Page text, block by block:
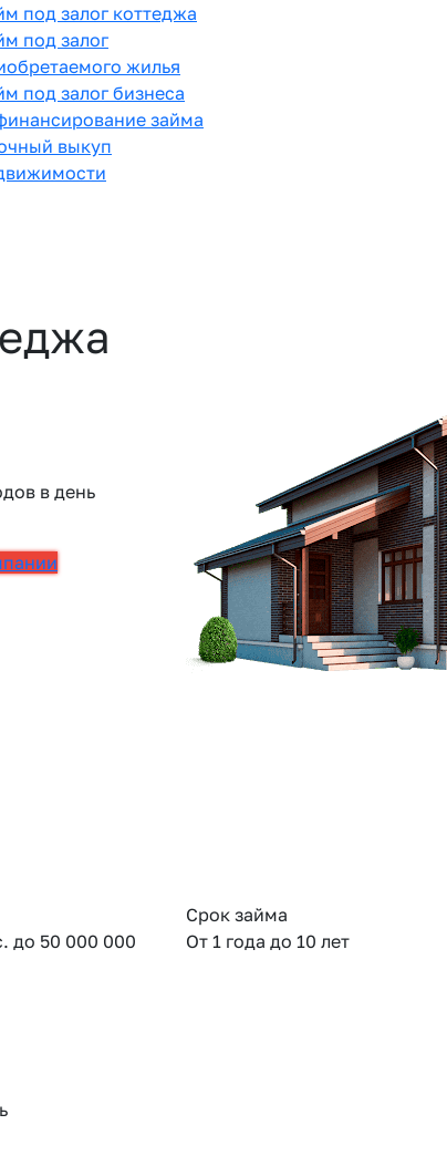
под залог коттеджа
под залог
жилья
под залог бизнеса
займа
выкуп
в день
до 50 000 000
Срок займа
От 1 года до 10 лет